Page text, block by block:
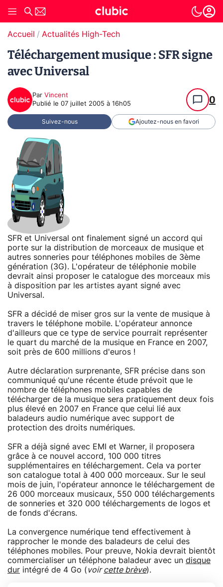
Accueil Actualités High-Tech
Téléchargement musique : SFR signe
avec Universal
Par Vincent
Publié le 07 juillet 2005 à 16h05 0
Suivez-nous Ajoutez-nous en favori
SFR et Universal ont finalement signé un accord qui
porte sur la distribution de morceaux de musique et
autres sonneries pour téléphones mobiles de 3ème
génération (3G). L'opérateur de téléphonie mobile
devrait ainsi proposer le catalogue des morceaux mis
à disposition par les artistes ayant signé avec
Universal.
SFR a décidé de miser gros sur la vente de musique à
travers le téléphone mobile. L'opérateur annonce
d'ailleurs que ce type de service pourrait représenter
le quart du marché de la musique en France en 2007,
soit près de 600 millions d'euros !
Autre déclaration surprenante, SFR précise dans son
communiqué qu'une récente étude prévoit que le
nombre de téléphones mobiles capables de
télécharger de la musique sera pratiquement deux fois
plus élevé en 2007 en France que celui lié aux
baladeurs audio numérique avec support de
protection des droits numériques.
SFR a déjà signé avec EMI et Warner, il proposera
grâce à ce nouvel accord, 100 000 titres
supplémentaires en téléchargement. Cela va porter
son catalogue total à 400 000 morceaux. Sur le seul
mois de juin, l'opérateur annonce le téléchargement de
26 000 morceaux musicaux, 550 000 téléchargements
de sonneries et 320 000 téléchargements de logos et
de fonds d'écrans.
La convergence numérique tend effectivement à
rapprocher le monde des baladeurs de celui des
téléphones mobiles. Pour preuve, Nokia devrait bientôt
commercialiser un téléphone baladeur avec un disque
dur intégré de 4 Go (voircette brève).